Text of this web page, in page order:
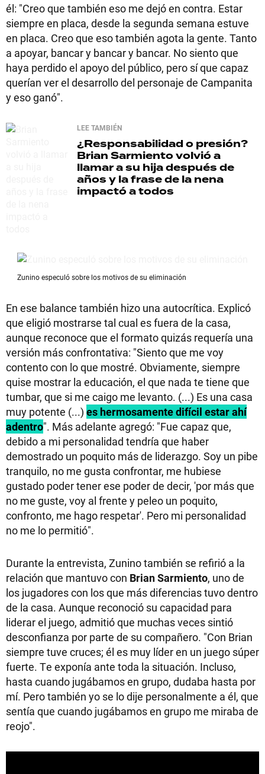
él: "Creo que también eso me dejó en contra. Estar
siempre en placa, desde la segunda semana estuve
en placa. Creo que eso también agota la gente. Tanto
a apoyar, bancar y bancar y bancar. No siento que
haya perdido el apoyo del público, pero sí que capaz
querían ver el desarrollo del personaje de Campanita
y eso ganó".
LEE TAMBIÉN
¿Responsabilidad o presión?
Brian Sarmiento volvió a
llamar a su hija después de
años y la frase de la nena
impactó a todos
Zunino especuló sobre los motivos de su eliminación
En ese balance también hizo una autocrítica. Explicó
que eligió mostrarse tal cual es fuera de la casa,
aunque reconoce que el formato quizás requería una
versión más confrontativa: "Siento que me voy
contento con lo que mostré. Obviamente, siempre
quise mostrar la educación, el que nada te tiene que
tumbar, que si me caigo me levanto. (...) Es una casa
muy potente (...) es hermosamente difícil estar ahí
adentro". Más adelante agregó: "Fue capaz que,
debido a mi personalidad tendría que haber
demostrado un poquito más de liderazgo. Soy un pibe
tranquilo, no me gusta confrontar, me hubiese
gustado poder tener ese poder de decir, 'por más que
no me guste, voy al frente y peleo un poquito,
confronto, me hago respetar'. Pero mi personalidad
no me lo permitió".
Durante la entrevista, Zunino también se refirió a la
relación que mantuvo con Brian Sarmiento, uno de
los jugadores con los que más diferencias tuvo dentro
de la casa. Aunque reconoció su capacidad para
liderar el juego, admitió que muchas veces sintió
desconfianza por parte de su compañero. "Con Brian
siempre tuve cruces; él es muy líder en un juego súper
fuerte. Te exponía ante toda la situación. Incluso,
hasta cuando jugábamos en grupo, dudaba hasta por
mí. Pero también yo se lo dije personalmente a él, que
sentía que cuando jugábamos en grupo me miraba de
reojo".